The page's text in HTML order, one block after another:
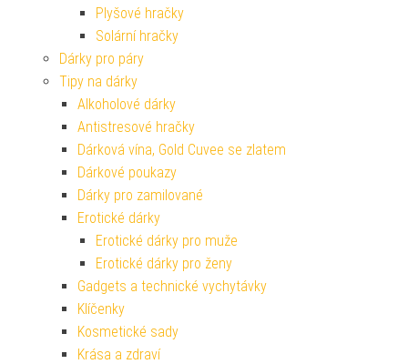
Plyšové hračky
Solární hračky
Dárky pro páry
Tipy na dárky
Alkoholové dárky
Antistresové hračky
Dárková vína, Gold Cuvee se zlatem
Dárkové poukazy
Dárky pro zamilované
Erotické dárky
Erotické dárky pro muže
Erotické dárky pro ženy
Gadgets a technické vychytávky
Klíčenky
Kosmetické sady
Krása a zdraví